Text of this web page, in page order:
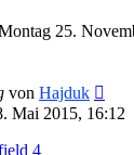
25.
von Hajduk
Mai 2015, 16:12
4